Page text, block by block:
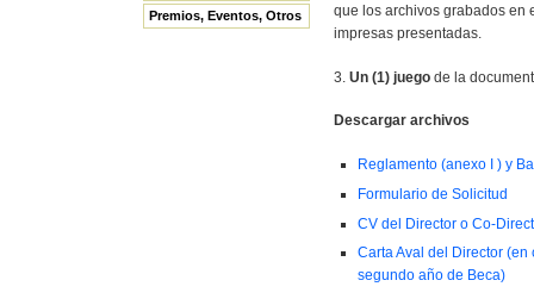
Premios, Eventos, Otros
que los archivos grabados en
impresas presentadas.
3. Un (1) juego de la
Descargar archivos
Reglamento (anexo I ) y
Formulario de Solicitud
CV del Director o Co-
Carta Aval del Director
segundo año de Beca)